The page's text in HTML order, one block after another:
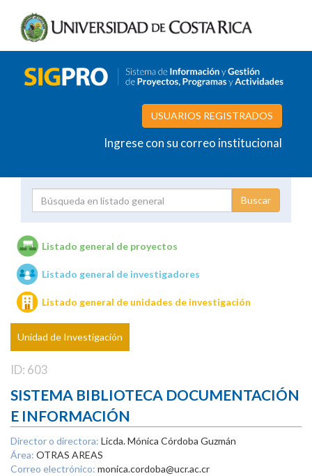
USUARIOS REGISTRADOS
Ingrese con su correo institucional
Unidades de investigación
Listado general de proyectos
Listado general de investigadores
Listado general de unidades de investigación
Unidad de Investigación
ID: 603
SISTEMA BIBLIOTECA DOCUMENTACIÓN
E INFORMACIÓN
Director o directora: Licda. Mónica Córdoba Guzmán
Área: OTRAS AREAS
Correo electrónico: monica.cordoba@ucr.ac.cr